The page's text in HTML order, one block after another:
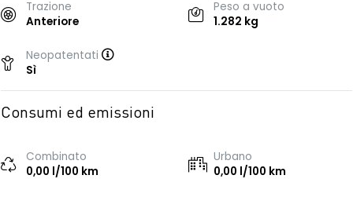
Trazione
Anteriore
Peso a vuoto
1.282 kg
Neopatentati
Sì
Consumi ed emissioni
Combinato
0,00 l/100 km
Urbano
0,00 l/100 km